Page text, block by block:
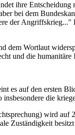
ihre
bei dem
der Angriffskrieg..."
dem Wortlaut
und die humanitäre
es auf den ersten
insbesondere die
wird auf
Zuständigkeit